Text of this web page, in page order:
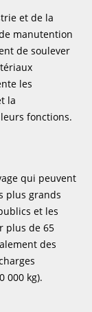
et de la
manutention
de soulever
les
la
fonctions.
qui peuvent
plus grands
et les
plus de 65
des
000 kg).